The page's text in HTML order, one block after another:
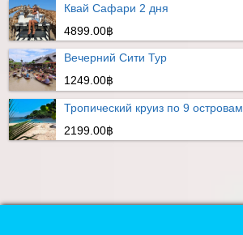
Квай Сафари 2 дня
4899.00฿
Вечерний Сити Тур
1249.00฿
Тропический круиз по 9 островам
2199.00฿